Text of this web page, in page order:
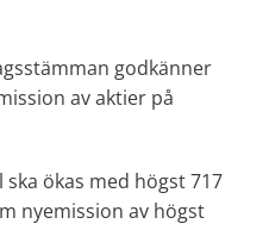
godkänner
av aktier på
ökas med högst 717
nyemission av högst